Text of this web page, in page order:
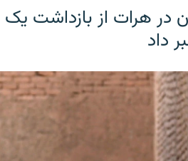
در هرات از بازداشت
داد